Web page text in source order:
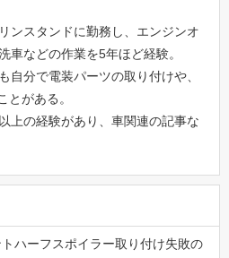
ンスタンドに勤務し、エンジンオ
車などの作業を5年ほど経験。
自分で電装パーツの取り付けや、
とがある。
上の経験があり、車関連の記事な
ハーフスポイラー取り付け失敗の